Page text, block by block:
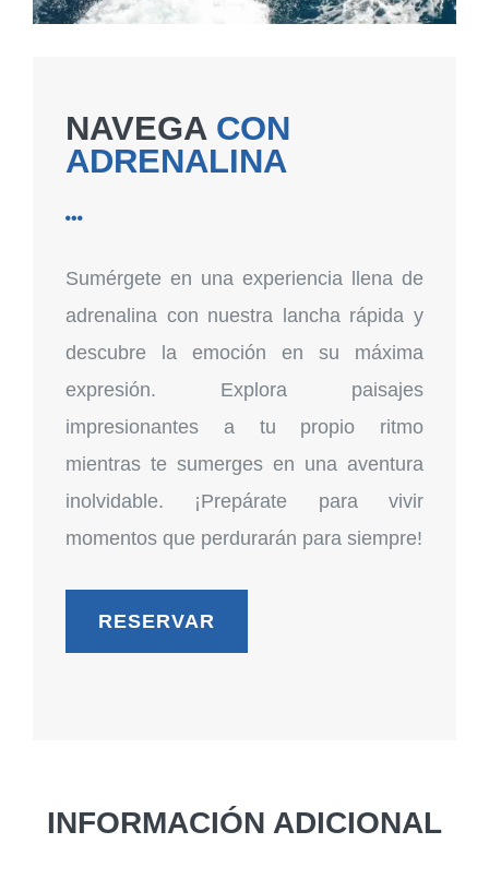
NAVEGA CON
ADRENALINA

Sumérgete en una experiencia llena de
adrenalina con nuestra lancha rápida y
descubre la emoción en su máxima
expresión. Explora paisajes
impresionantes a tu propio ritmo
mientras te sumerges en una aventura
inolvidable. ¡Prepárate para vivir
momentos que perdurarán para siempre!
RESERVAR
INFORMACIÓN ADICIONAL